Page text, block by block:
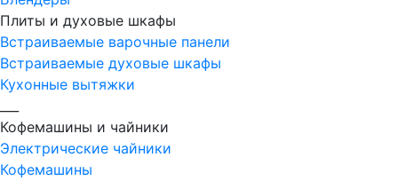
Плиты и духовые шкафы
Встраиваемые варочные панели
Встраиваемые духовые шкафы
Кухонные вытяжки
Кофемашины и чайники
Электрические чайники
Кофемашины